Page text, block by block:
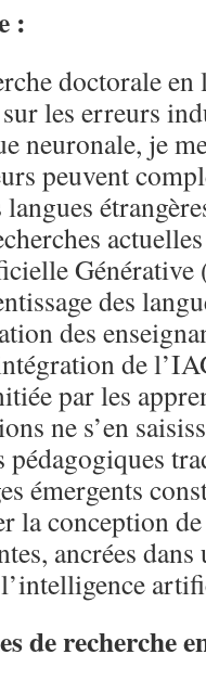
:
doctorale
les erreurs
neuronale, je
peuvent
langues
Générative
des
des
de
par les
ne s’en
pédagogiques
émergents
la conception
ancrées
de recherche